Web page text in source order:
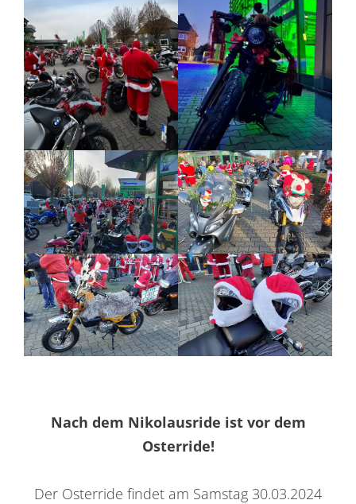
Nach dem Nikolausride ist vor dem
Osterride!
Der Osterride findet am Samstag 30.03.2024